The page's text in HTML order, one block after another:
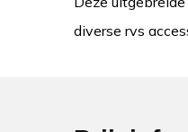
diverse rvs